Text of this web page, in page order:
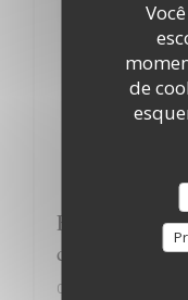
de
Flash Matin :
du Beaujolais
01/01/2020